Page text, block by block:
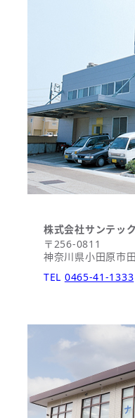
株式会社サンテッ
〒256-0811
神奈川県小田原市
TEL 0465-41-1333